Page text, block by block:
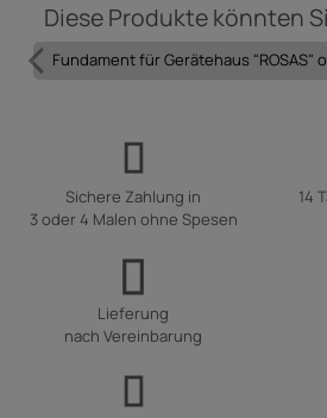
Diese Produkte könnten
Fundament für Gerätehaus "ROSAS"
Sichere Zahlung in
3 oder 4 Malen ohne Spesen
14
Lieferung
nach Vereinbarung